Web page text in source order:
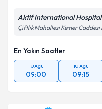
Aktif International
Çiftlik Mahallesi Kemer Caddesi
En Yakın Saatler
10 Ağu
09:00
10 Ağu
09:15